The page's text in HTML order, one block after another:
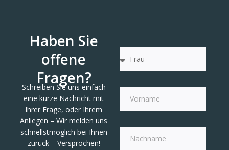
Haben Sie
offene
Fragen?
Schreiben Sie uns einfach
eine kurze Nachricht mit
Ihrer Frage, oder Ihrem
Anliegen – Wir melden uns
schnellstmöglich bei Ihnen
zurück – Versprochen!